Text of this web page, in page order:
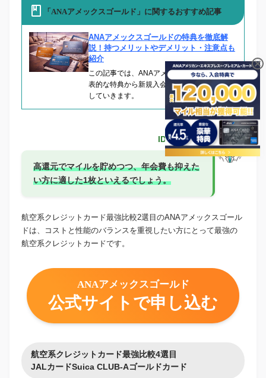
「ANAアメックスゴールド」に関するおすすめ記事
ANAアメックスゴールドの特典を徹底解
説！持つメリットやデメリット・注意点も
紹介
この記事では、ANAアメックスゴールドの代
表的な特典から新規入会特典まで詳しく解説
していきます。
IDEMAE編集部
高還元でマイルを貯めつつ、年会費も抑えた
い方に適した1枚といえるでしょう。
航空系クレジットカード最強比較2選目のANAアメックスゴール
ドは、コストと性能のバランスを重視したい方にとって最強の
航空系クレジットカードです。
ANAアメックスゴールド
公式サイトで申し込む
航空系クレジットカード最強比較4選目
JALカードSuica CLUB-Aゴールドカード